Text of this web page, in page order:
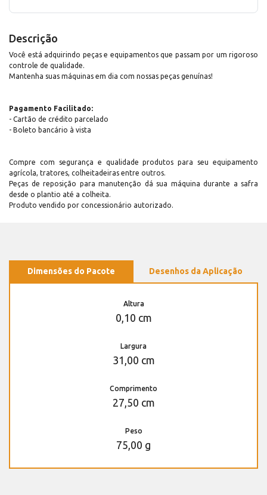
Descrição
Você está adquirindo peças e equipamentos que passam por um rigoroso
controle de qualidade.
Mantenha suas máquinas em dia com nossas peças genuínas!
Pagamento Facilitado:
- Cartão de crédito parcelado
- Boleto bancário à vista
Compre com segurança e qualidade produtos para seu equipamento
agrícola, tratores, colheitadeiras entre outros.
Peças de reposição para manutenção dá sua máquina durante a safra
desde o plantio até a colheita.
Produto vendido por concessionário autorizado.
Dimensões do Pacote Desenhos da Aplicação
Altura
0,10 cm
Largura
31,00 cm
Comprimento
27,50 cm
Peso
75,00 g